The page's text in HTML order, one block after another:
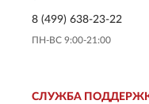
8 (499) 638-23-22
ПН-ВС 9:00-21:00
СЛУЖБА